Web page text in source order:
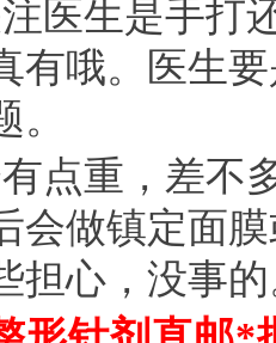
医生是手打
有哦。医生
点重，差不
会做镇定面
担心，没事